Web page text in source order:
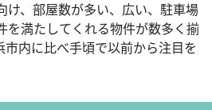
け、部屋数が多い、広い、駐車場
を満たしてくれる物件が数多く揃
市内に比べ手頃で以前から注目を